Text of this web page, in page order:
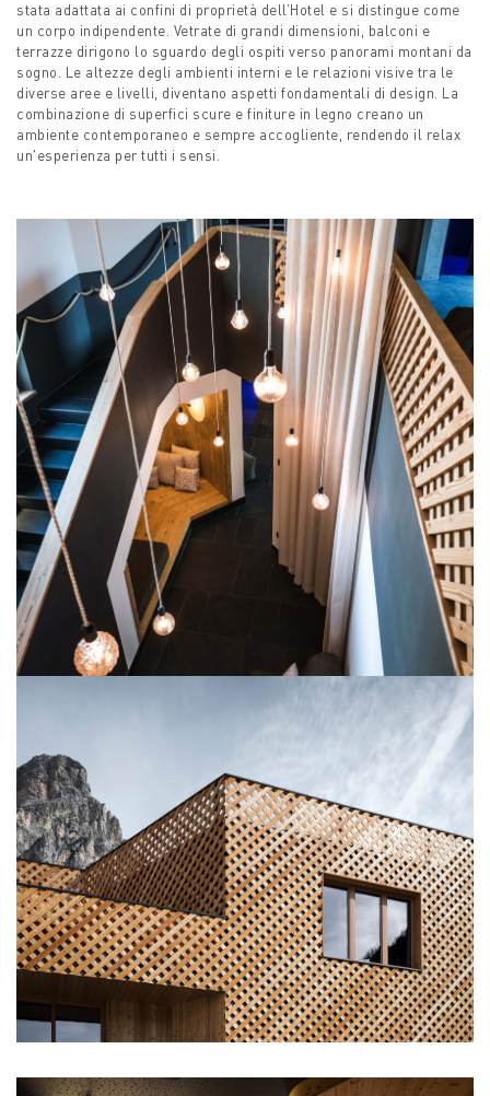
stata adattata ai confini di proprietà dell’Hotel e si distingue come
un corpo indipendente. Vetrate di grandi dimensioni, balconi e
terrazze dirigono lo sguardo degli ospiti verso panorami montani da
sogno. Le altezze degli ambienti interni e le relazioni visive tra le
diverse aree e livelli, diventano aspetti fondamentali di design. La
combinazione di superfici scure e finiture in legno creano un
ambiente contemporaneo e sempre accogliente, rendendo il relax
un'esperienza per tutti i sensi.